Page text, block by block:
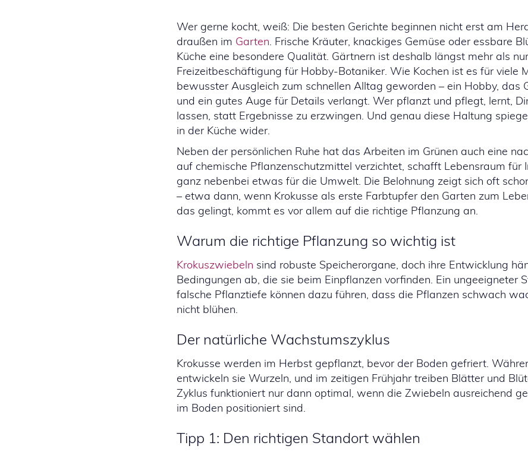
Wer gerne kocht, weiß: Die besten Gerichte beginnen nicht erst am
draußen im Garten. Frische Kräuter, knackiges Gemüse oder essbare
Küche eine besondere Qualität. Gärtnern ist deshalb längst mehr als nur
Freizeitbeschäftigung für Hobby-Botaniker. Wie Kochen ist es für viele
bewusster Ausgleich zum schnellen Alltag geworden – ein Hobby, das
und ein gutes Auge für Details verlangt. Wer pflanzt und pflegt, lernt,
lassen, statt Ergebnisse zu erzwingen. Und genau diese Haltung
in der Küche wider.
Neben der persönlichen Ruhe hat das Arbeiten im Grünen auch eine
auf chemische Pflanzenschutzmittel verzichtet, schafft Lebensraum für
ganz nebenbei etwas für die Umwelt. Die Belohnung zeigt sich oft
– etwa dann, wenn Krokusse als erste Farbtupfer den Garten zum
das gelingt, kommt es vor allem auf die richtige Pflanzung an.
Warum die richtige Pflanzung so wichtig ist
Krokuszwiebeln sind robuste Speicherorgane, doch ihre Entwicklung
Bedingungen ab, die sie beim Einpflanzen vorfinden. Ein ungeeigneter
falsche Pflanztiefe können dazu führen, dass die Pflanzen schwach
nicht blühen.
Der natürliche Wachstumszyklus
Krokusse werden im Herbst gepflanzt, bevor der Boden gefriert.
entwickeln sie Wurzeln, und im zeitigen Frühjahr treiben Blätter und
Zyklus funktioniert nur dann optimal, wenn die Zwiebeln ausreichend
im Boden positioniert sind.
Tipp 1: Den richtigen Standort wählen